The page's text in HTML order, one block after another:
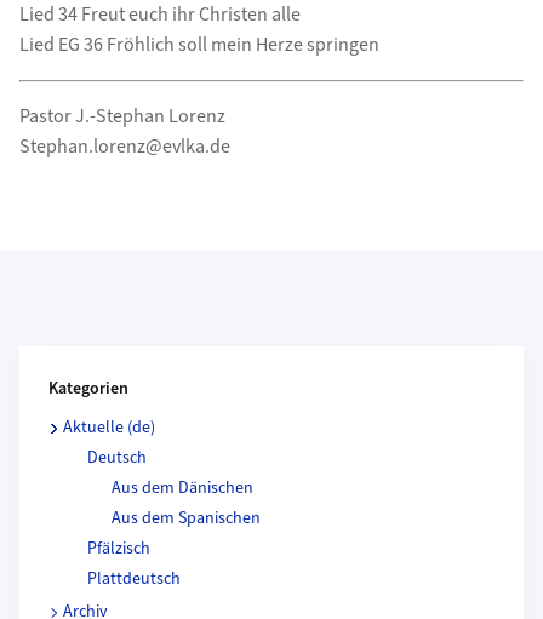
Lied 34 Freut euch ihr Christen alle
Lied EG 36 Fröhlich soll mein Herze springen
Pastor J.-Stephan Lorenz
Stephan.lorenz@evlka.de
Kategorien
Aktuelle (de)
Deutsch
Aus dem Dänischen
Aus dem Spanischen
Pfälzisch
Plattdeutsch
Archiv